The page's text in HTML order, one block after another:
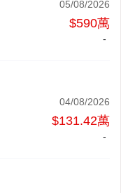
05/08/2026
$590萬
-
04/08/2026
$131.42萬
-